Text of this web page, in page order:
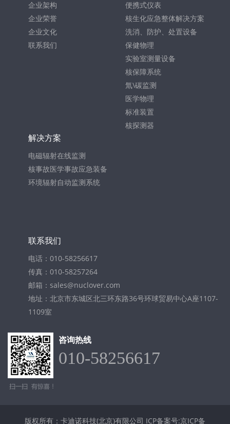
企业架构
企业荣誉
企业文化
联系我们
便携式仪表
核生化应急整体解决方案
洗消、防护、处置设备
保健物理
实验室测量设备
核保障系统
氚\碳监测
医学物理
标准装置
核探测器
解决方案
电磁辐射在线监测
核事故医学事故应急装备
环境辐射自动监测系统
联系我们
电话：010-58256617
传真：010-58257264
邮箱：sales@nuclover.com
地址：北京市东城区北三环东路36号环球贸易中心A座1107-
1109室
咨询热线
010-58256617
版权所有：卡迪诺科技(北京)有限公司 ICP备案号:京ICP备